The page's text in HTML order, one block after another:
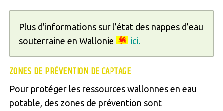
Plus d'informations sur l’état des nappes d’eau
souterraine en Wallonie
ici.
ZONES DE PRÉVENTION DE CAPTAGE
Pour protéger les ressources wallonnes en eau
potable, des zones de prévention sont